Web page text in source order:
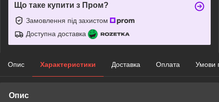
Що таке купити з Пром?
Замовлення під захистом
Доступна доставка
Опис Характеристики Доставка Оплата Умови
Опис